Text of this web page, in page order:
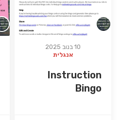
10 בנוב 2025
אנגלית
Instruction
Bingo